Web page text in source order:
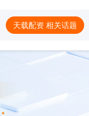
实盘配资
天载配资 相关话题